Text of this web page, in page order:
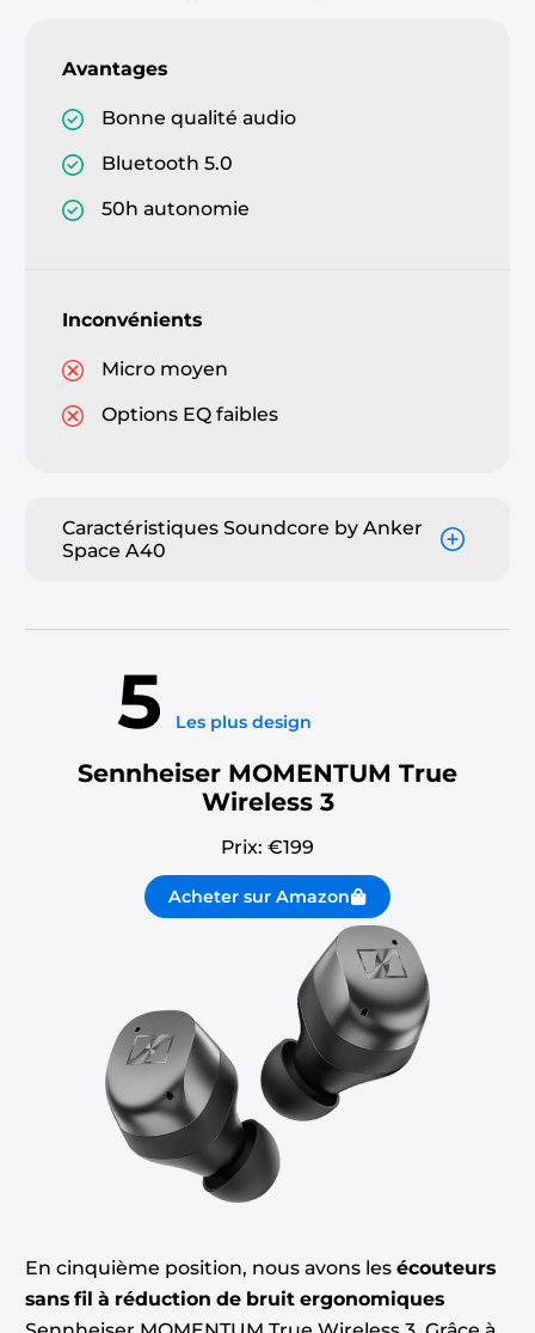
Avantages
Bonne qualité audio
Bluetooth 5.0
50h autonomie
Inconvénients
Micro moyen
Options EQ faibles
Caractéristiques Soundcore by Anker
Space A40
5 Les plus design
Sennheiser MOMENTUM True
Wireless 3
Prix: €199
Acheter sur Amazon
En cinquième position, nous avons les écouteurs
sans fil à réduction de bruit ergonomiques